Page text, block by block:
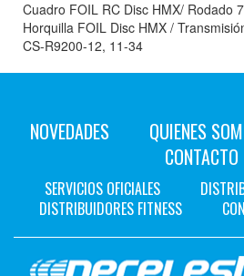
Cuadro FOIL RC Disc HMX/ Rodado
Horquilla FOIL Disc HMX /
CS-R9200-12, 11-34
NOVEDADES QUIENES
CONTACTO
SERVICIOS OFICIALES
DISTRIBUIDORES FITNESS